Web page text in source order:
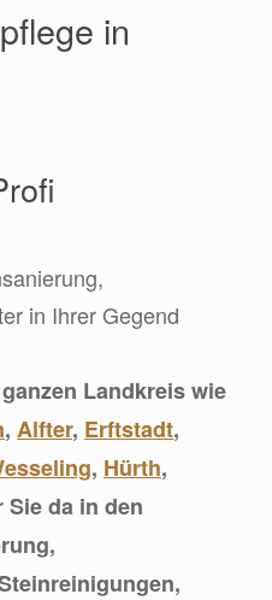
in
in Ihrer Gegend
Landkreis wie
, Alfter, Erftstadt,
, Hürth,
da in den